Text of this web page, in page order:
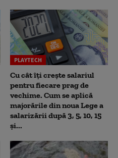
PLAYTECH
Cu cât îți crește salariul
pentru fiecare prag de
vechime. Cum se aplică
majorările din noua Lege a
salarizării după 3, 5, 10, 15
și...